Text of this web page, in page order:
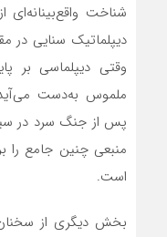
شناخت واقع‌بینانه‌ای
دیپلماتیک سنایی در
وقتی دیپلماسی بر
ملموس به‌دست
پس از جنگ سرد در
منبعی چنین جامع را
است.
بخش دیگری از